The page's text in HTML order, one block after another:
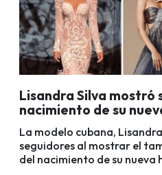
Lisandra Silva mostró
nacimiento de su
La modelo cubana,
seguidores al mostrar el
del nacimiento de su nueva